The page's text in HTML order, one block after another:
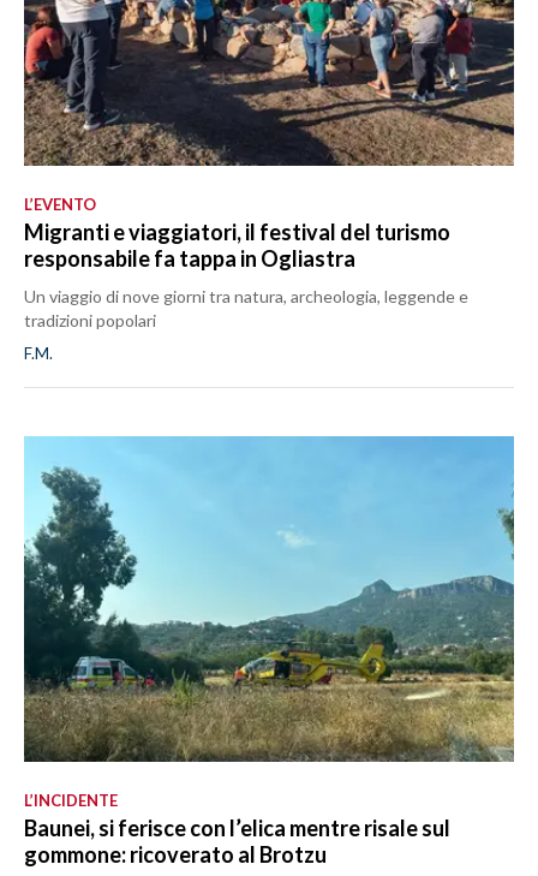
L’EVENTO
Migranti e viaggiatori, il festival del turismo
responsabile fa tappa in Ogliastra
Un viaggio di nove giorni tra natura, archeologia, leggende e
tradizioni popolari
F.M.
L’INCIDENTE
Baunei, si ferisce con l’elica mentre risale sul
gommone: ricoverato al Brotzu